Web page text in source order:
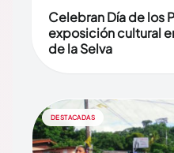
Celebran Día de los
exposición cultural
de la Selva
DESTACADAS